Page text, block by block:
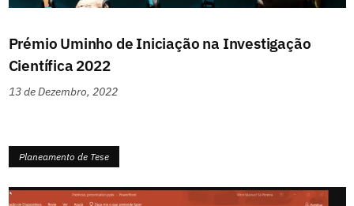
Prémio Uminho de Iniciação na Investigação
Científica 2022
13 de Dezembro, 2022
Planeamento de Tese